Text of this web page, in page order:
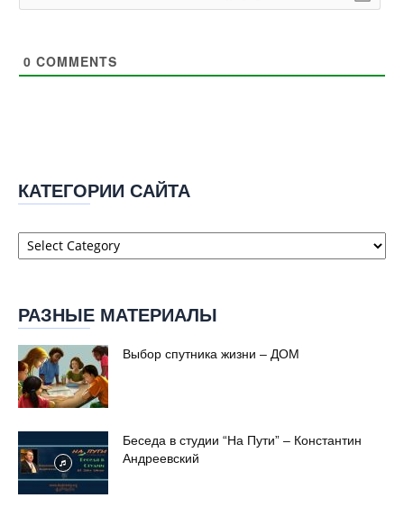
0 COMMENTS
КАТЕГОРИИ САЙТА
Категории
сайта
РАЗНЫЕ МАТЕРИАЛЫ
Выбор спутника жизни – ДОМ
Беседа в студии “На Пути” – Константин
Андреевский